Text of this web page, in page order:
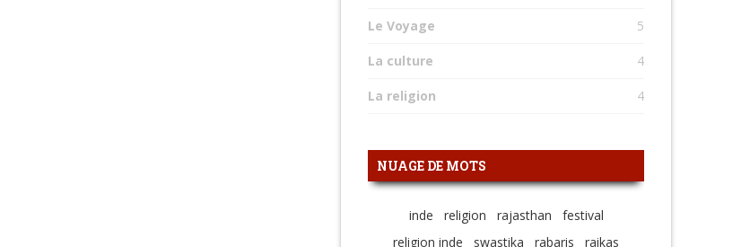
Le Voyage 5
La culture 4
La religion 4
NUAGE DE MOTS
inde religion rajasthan
festival
religion inde
swastika rabaris
raikas